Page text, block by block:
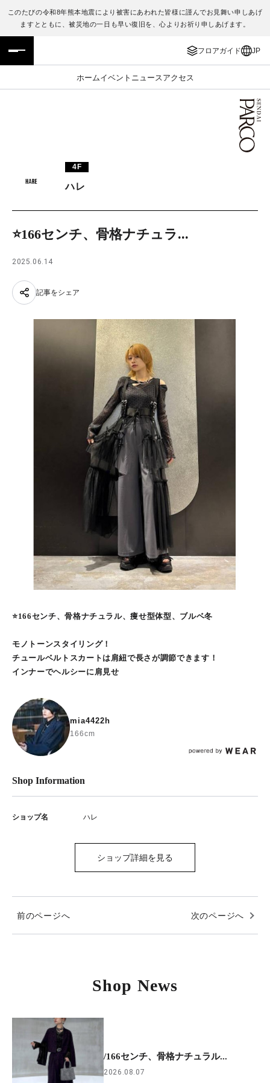
このたびの令和8年熊本地震により被害にあわれた皆様に謹んでお見舞い申しあげ
ますとともに、被災地の一日も早い復旧を、心よりお祈り申しあげます。
フロアガイド JP
ホームイベント ニュース アクセス
フロアガイド
施設案内・アクセス
TAX FREE
ENGLISH
繁体字
日本語
4F
ハレ
⭐️166センチ、骨格ナチュラ...
2025.06.14
記事をシェア
⭐️166センチ、骨格ナチュラル、痩せ型体型、ブルベ冬
モノトーンスタイリング！
チュールベルトスカートは肩紐で長さが調節できます！
インナーでヘルシーに肩見せ
mia4422h
166cm
Shop Information
ショップ名 ハレ
ショップ詳細を見る
前のページへ 次のページへ
Shop News
/166センチ、骨格ナチュラル...
2026.08.07